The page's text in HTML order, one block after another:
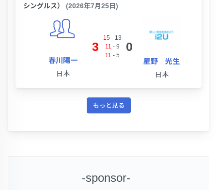
シングルス）
(2026年7月25日)
春川陽一
日本
3
15- 13
11 - 9
11 - 5
0
星野 光生
日本
もっと見る
-sponsor-